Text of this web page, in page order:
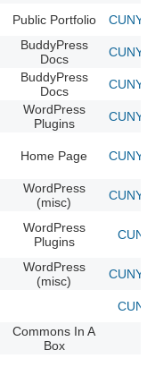
Public Portfolio CUNY
BuddyPress
Docs
CUNY
BuddyPress
Docs
CUNY
WordPress
Plugins
CUNY
Home Page CUNY
WordPress
(misc)
CUNY
WordPress
Plugins
WordPress
(misc)
CUNY
Commons In A
Box